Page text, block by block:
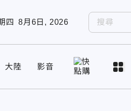
四 8月6日, 2026
大陸 影音